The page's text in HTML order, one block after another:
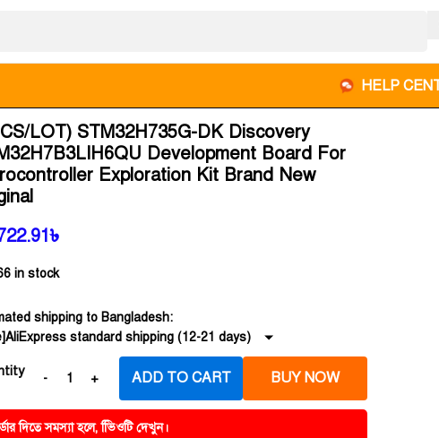
HELP
LOT) STM32H735G-DK Discovery
Development Board For
Exploration Kit Brand New
৳
in stock
shipping to Bangladesh:
standard shipping (12-21 days)
ADD TO CART BUY NOW
দিতে সমস্যা হলে, ভিিওটি দেখুন।